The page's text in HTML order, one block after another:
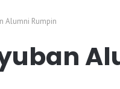
Alumni Rumpin